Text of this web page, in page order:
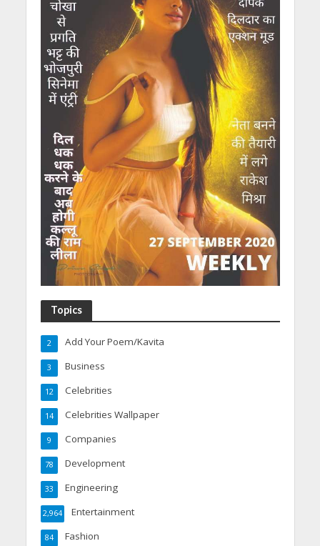
Topics
Add Your Poem/Kavita
2
Business
3
Celebrities
12
Celebrities Wallpaper
14
Companies
9
Development
78
Engineering
33
Entertainment
2,964
Fashion
84